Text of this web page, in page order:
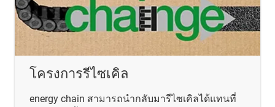
โครงการรีไซเคิล
energy chain สามารถนำกลับมารีไซเคิลได้แทนที่